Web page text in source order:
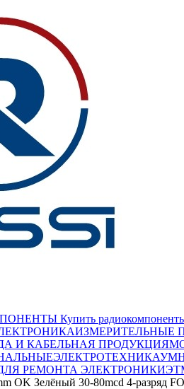
Купить радиокомпоненты:
ИЗМЕРИТЕЛЬНЫЕ
И КАБЕЛЬНАЯ ПРОДУКЦИЯ
ЭЛЕКТРОТЕХНИКА
РЕМОНТА ЭЛЕКТРОНИКИ
OK Зелёный 30-80mcd 4-разряд